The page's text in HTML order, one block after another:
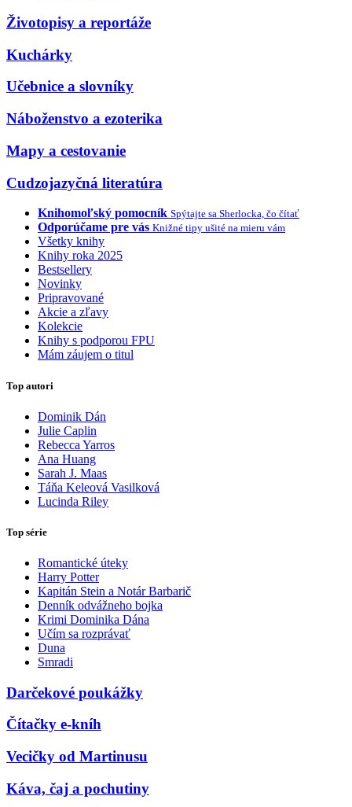
Životopisy a reportáže
Kuchárky
Učebnice a slovníky
Náboženstvo a ezoterika
Mapy a cestovanie
Cudzojazyčná literatúra
Knihomoľský pomocník Spýtajte sa Sherlocka, čo čítať
Odporúčame pre vás Knižné tipy ušité na mieru vám
Všetky knihy
Knihy roka 2025
Bestsellery
Novinky
Pripravované
Akcie a zľavy
Kolekcie
Knihy s podporou FPU
Mám záujem o titul
Top autori
Dominik Dán
Julie Caplin
Rebecca Yarros
Ana Huang
Sarah J. Maas
Táňa Keleová Vasilková
Lucinda Riley
Top série
Romantické úteky
Harry Potter
Kapitán Stein a Notár Barbarič
Denník odvážneho bojka
Krimi Dominika Dána
Učím sa rozprávať
Duna
Smradi
Darčekové poukážky
Čítačky e-kníh
Vecičky od Martinusu
Káva, čaj a pochutiny